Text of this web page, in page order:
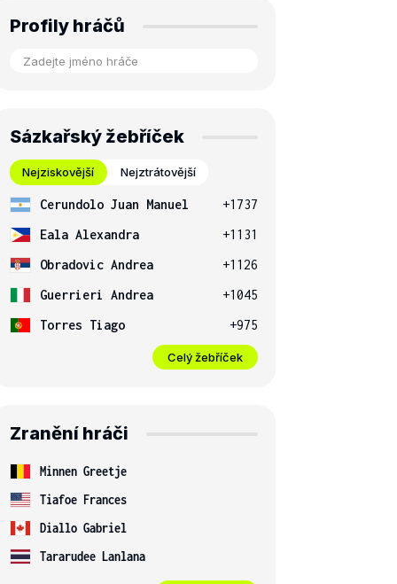
Profily hráčů
Sázkařský žebříček
Nejziskovější Nejztrátovější
Cerundolo Juan Manuel
+1737
Eala Alexandra
+1131
Obradovic Andrea
+1126
Guerrieri Andrea
+1045
Torres Tiago
+975
Celý žebříček
Zranění hráči
Minnen Greetje
Tiafoe Frances
Diallo Gabriel
Tararudee Lanlana